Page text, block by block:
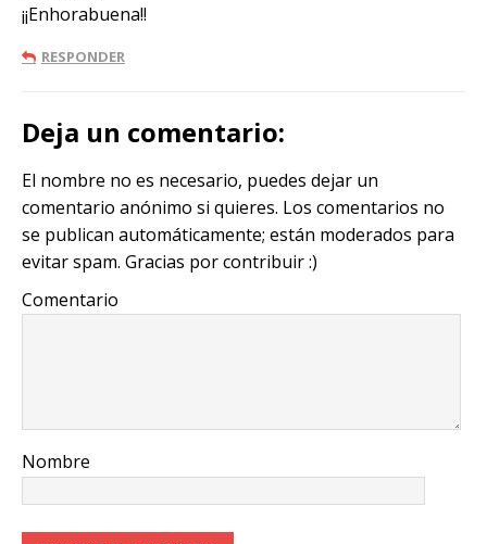
¡¡Enhorabuena!!
RESPONDER
Deja un comentario:
El nombre no es necesario, puedes dejar un
comentario anónimo si quieres. Los comentarios no
se publican automáticamente; están moderados para
evitar spam. Gracias por contribuir :)
Comentario
Nombre